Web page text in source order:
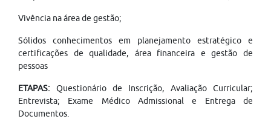
Vivência na área de gestão;
Sólidos conhecimentos em planejamento estratégico e
certificações de qualidade, área financeira e gestão de
pessoas
ETAPAS: Questionário de Inscrição, Avaliação Curricular;
Entrevista; Exame Médico Admissional e Entrega de
Documentos.